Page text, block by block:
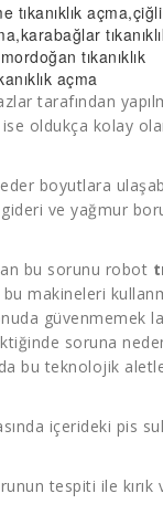
tıkanıklık açma,çiğli
,karabağlar
tıkanıklık
açma
tarafından
oldukça kolay
eder boyutlara
ve yağmur
bu sorunu robot
bu makineleri
güvenmemek
soruna
bu teknolojik
içerideki pis
tespiti ile kırık